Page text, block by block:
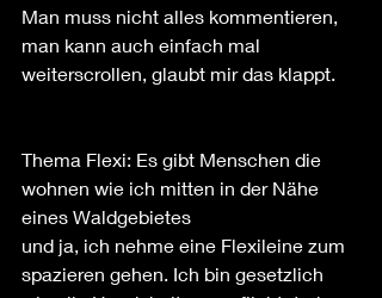
Man muss nicht alles kommentieren,
man kann auch einfach mal
weiterscrollen, glaubt mir das klappt.
Thema Flexi: Es gibt Menschen die
wohnen wie ich mitten in der Nähe
eines Waldgebietes
und ja, ich nehme eine Flexileine zum
spazieren gehen. Ich bin gesetzlich